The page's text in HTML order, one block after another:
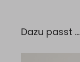
Dazu passt ...